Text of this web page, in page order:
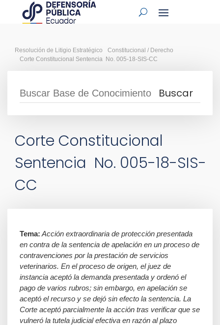
Resolución de Litigio Estratégico
Constitucional / Derecho
Corte Constitucional Sentencia No. 005-18-SIS-CC
Corte Constitucional
Sentencia No. 005-18-SIS-
CC
Tema: Acción extraordinaria de protección presentada
en contra de la sentencia de apelación en un proceso de
contravenciones por la prestación de servicios
veterinarios. En el proceso de origen, el juez de
instancia aceptó la demanda presentada y ordenó el
pago de varios rubros; sin embargo, en apelación se
aceptó el recurso y se dejó sin efecto la sentencia. La
Corte aceptó parcialmente la acción tras verificar que se
vulneró la tutela judicial efectiva en razón al plazo